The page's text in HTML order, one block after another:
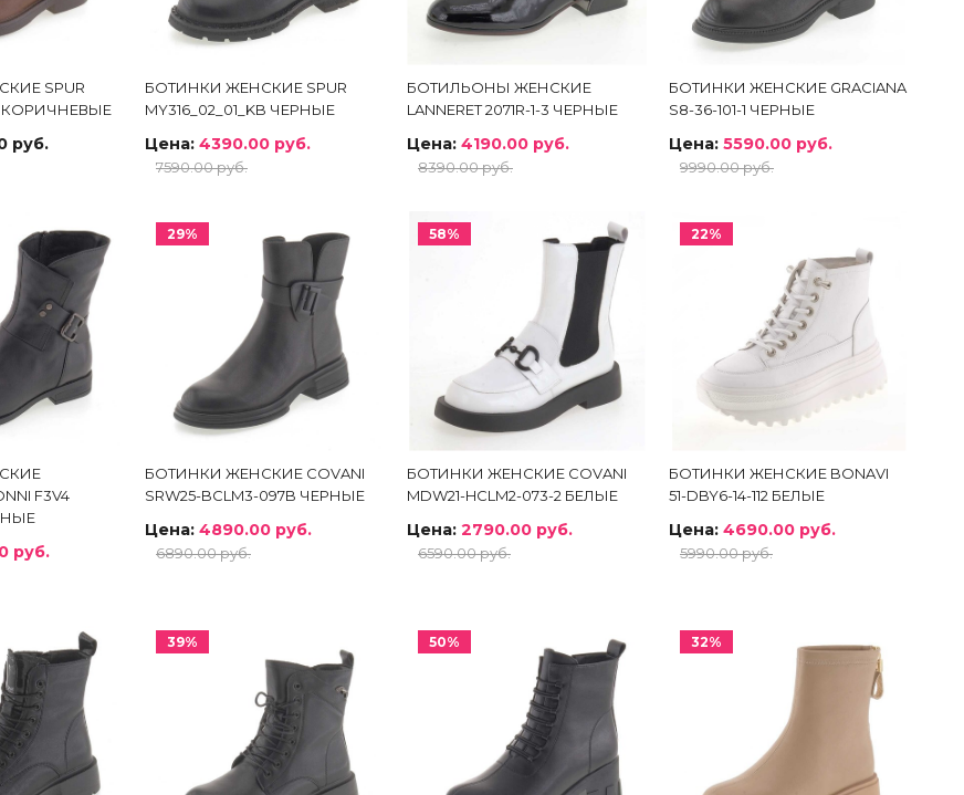
SPUR
КОРИЧНЕВЫЕ
руб.
БОТИНКИ ЖЕНСКИЕ SPUR
MY316_02_01_KB ЧЕРНЫЕ
Цена: 4390.00 руб.
7590.00 руб.
БОТИЛЬОНЫ ЖЕНСКИЕ
LANNERET 2071R-1-3 ЧЕРНЫЕ
Цена: 4190.00 руб.
8390.00 руб.
БОТИНКИ ЖЕНСКИЕ GRACIANA
S8-36-101-1 ЧЕРНЫЕ
Цена: 5590.00 руб.
9990.00 руб.
F3V4
руб.
29%
БОТИНКИ ЖЕНСКИЕ COVANI
SRW25-BCLM3-097B ЧЕРНЫЕ
Цена: 4890.00 руб.
6890.00 руб.
58%
БОТИНКИ ЖЕНСКИЕ COVANI
MDW21-HCLM2-073-2 БЕЛЫЕ
Цена: 2790.00 руб.
6590.00 руб.
22%
БОТИНКИ ЖЕНСКИЕ BONAVI
51-DBY6-14-112 БЕЛЫЕ
Цена: 4690.00 руб.
5990.00 руб.
39% 50% 32%